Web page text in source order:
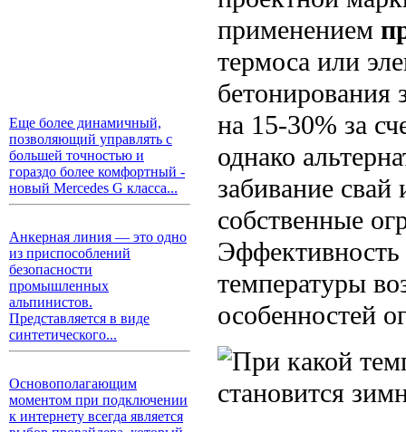
Еще более динамичный,
позволяющий управлять с
большей точностью и
гораздо более комфортный -
новый Mercedes G класса...
Анкерная линия — это одно
из приспособлений
безопасности
промышленных
альпинистов.
Представляется в виде
синтетического...
Основополагающим
моментом при подключении
к интернету всегда является
применением
термоса или
бетонирования
на 15-30% за
однако
забивание
собственные
Эффективность
температуры
особенностей